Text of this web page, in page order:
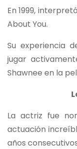
En 1999,
About You.
Su experiencia
jugar
Shawnee en la
La actriz fue
actuación
años